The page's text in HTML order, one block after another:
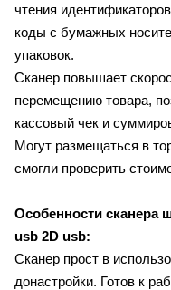
чтения
коды с бумажных
упаковок.
Сканер повышает
перемещению товара,
кассовый чек и
Могут размещаться в
смогли проверить
Особенности сканера
usb 2D usb:
Сканер прост в
донастройки. Готов к